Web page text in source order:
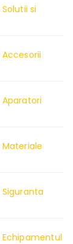
si